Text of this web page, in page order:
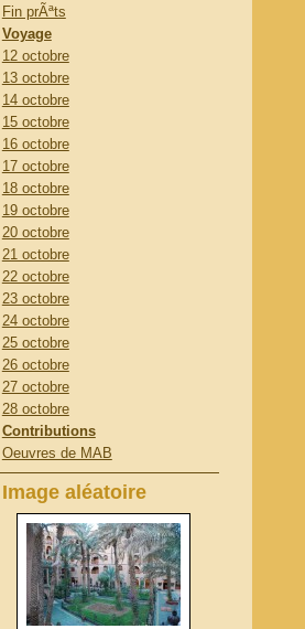
Fin prÃªts
Voyage
12 octobre
13 octobre
14 octobre
15 octobre
16 octobre
17 octobre
18 octobre
19 octobre
20 octobre
21 octobre
22 octobre
23 octobre
24 octobre
25 octobre
26 octobre
27 octobre
28 octobre
Contributions
Oeuvres de MAB
Image aléatoire